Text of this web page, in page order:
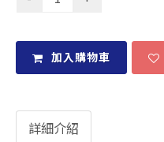
加入購物車
詳細介紹